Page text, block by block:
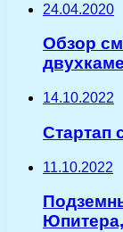
24.04.2020
Обзор
14.10.2022
Стартап
11.10.2022